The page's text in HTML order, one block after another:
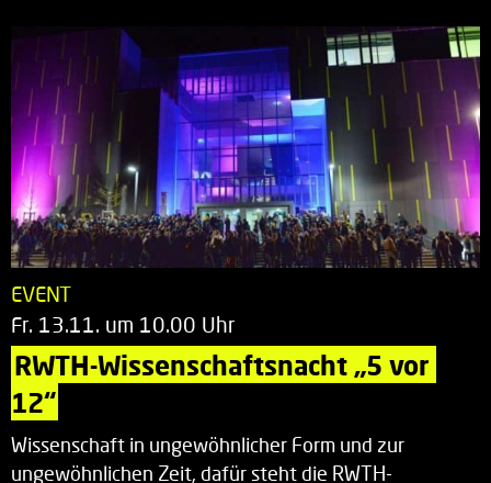
EVENT
Fr. 13.11. um 10.00 Uhr
RWTH-Wissenschaftsnacht „5 vor
12“
Wissenschaft in ungewöhnlicher Form und zur
ungewöhnlichen Zeit, dafür steht die RWTH-